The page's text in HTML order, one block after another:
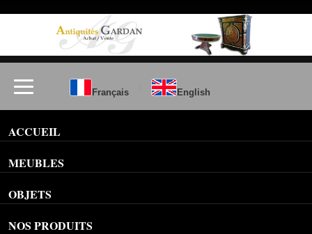
Français English
ACCUEIL
MEUBLES
OBJETS
NOS PRODUITS